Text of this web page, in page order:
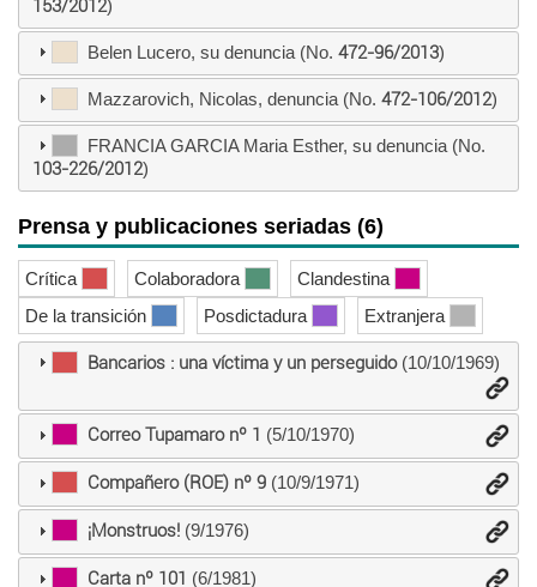
153/2012)
Belen Lucero, su denuncia (No. 472-96/2013)
Mazzarovich, Nicolas, denuncia (No. 472-106/2012)
FRANCIA GARCIA Maria Esther, su denuncia (No.
103-226/2012)
Prensa y publicaciones seriadas (6)
Crítica Colaboradora
Clandestina
De la transición
Posdictadura Extranjera
Bancarios : una víctima y un perseguido(10/10/1969)
Correo Tupamaro nº 1 (5/10/1970)
Compañero (ROE) nº 9(10/9/1971)
¡Monstruos!(9/1976)
Carta nº 101 (6/1981)